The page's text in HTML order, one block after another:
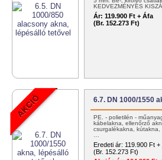
KEDVEZMÉNYES
vagy info@tartalygyar.hu
Ár: 119.900 Ft + Áfa
(Br. 152.273 Ft)
6.7. DN 1000/1550
PE. - polietilén -
kábelakna, ellenőrző
csurgalékakna,
…
Eredeti ár: 119.900 Ft +
(Br. 152.273 Ft)